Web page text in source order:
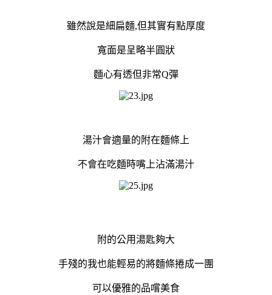
雖然說是細扁麵,但其實有點厚度
寬面是呈略半圓狀
麵心有透但非常Q彈
湯汁會適量的附在麵條上
不會在吃麵時嘴上沾滿湯汁
附的公用湯匙夠大
手殘的我也能輕易的將麵條捲成一團
可以優雅的品嚐美食